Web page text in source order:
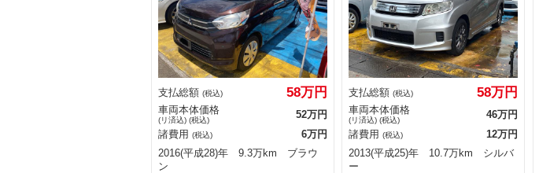
支払総額 (税込) 58万円
車両本体価格
(リ済込) (税込)
52万円
諸費用 (税込)
6万円
2016(平成28)年 9.3万km ブラウ
ン
支払総額 (税込) 58万円
車両本体価格
(リ済込) (税込)
46万円
諸費用 (税込)
12万円
2013(平成25)年 10.7万km シルバ
ー